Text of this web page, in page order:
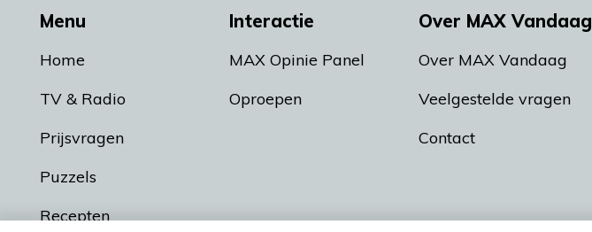
Menu
Home
TV & Radio
Prijsvragen
Puzzels
Recepten
Interactie
MAX Opinie Panel
Oproepen
Over MAX Vandaag
Over MAX Vandaag
Veelgestelde vragen
Contact